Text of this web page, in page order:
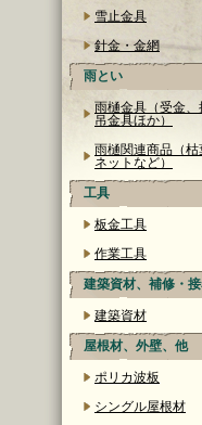
雪止金具
針金・金網
雨とい
雨樋金具（受金、
吊金具ほか）
雨樋関連商品（枯
ネットなど）
工具
板金工具
作業工具
建築資材、補修・接
建築資材
屋根材、外壁、他
ポリカ波板
シングル屋根材